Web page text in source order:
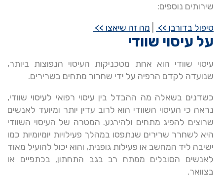
שירותים נוספים:
טיפול בדורבן >>
מה זה שיאצו >>
על עיסוי שוודי
עיסוי שוודי הוא אחת מטכניקות העיסוי הנפוצות ביותר,
שנועדה לקדם הרפיה על ידי שחרור מתחים בשרירים.
כשדנים בשאלה מה ההבדל בין עיסוי רפואי לעיסוי שוודי,
נראה כי העיסוי השוודי הוא לרוב עדין יותר ומיועד לאנשים
שרוצים להפיג מתחים ולהירגע. המטרה של העיסוי השוודי
היא לשחרר שרירים שנתפסו במהלך פעילויות יומיומיות כמו
ישיבה ליד המחשב או פעילות גופנית, והוא יכול להועיל מאוד
לאנשים הסובלים ממתח רב בגב התחתון, בכתפיים או
בצוואר.